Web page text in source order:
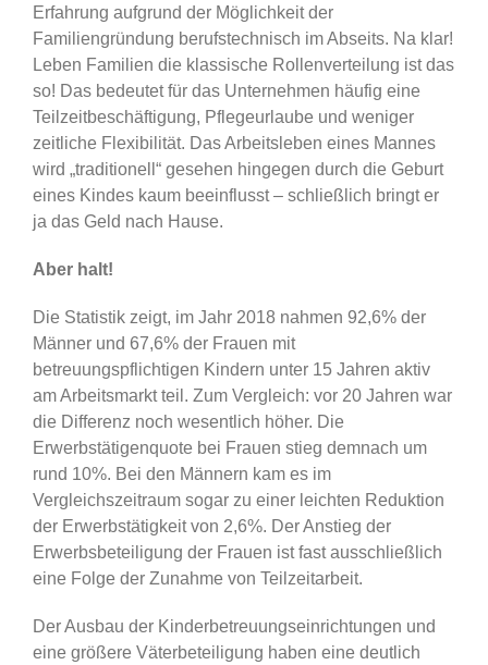
Erfahrung aufgrund der Möglichkeit der
Familiengründung berufstechnisch im Abseits. Na klar!
Leben Familien die klassische Rollenverteilung ist das
so! Das bedeutet für das Unternehmen häufig eine
Teilzeitbeschäftigung, Pflegeurlaube und weniger
zeitliche Flexibilität. Das Arbeitsleben eines Mannes
wird „traditionell“ gesehen hingegen durch die Geburt
eines Kindes kaum beeinflusst – schließlich bringt er
ja das Geld nach Hause.
Aber halt!
Die Statistik zeigt, im Jahr 2018 nahmen 92,6% der
Männer und 67,6% der Frauen mit
betreuungspflichtigen Kindern unter 15 Jahren aktiv
am Arbeitsmarkt teil. Zum Vergleich: vor 20 Jahren war
die Differenz noch wesentlich höher. Die
Erwerbstätigenquote bei Frauen stieg demnach um
rund 10%. Bei den Männern kam es im
Vergleichszeitraum sogar zu einer leichten Reduktion
der Erwerbstätigkeit von 2,6%. Der Anstieg der
Erwerbsbeteiligung der Frauen ist fast ausschließlich
eine Folge der Zunahme von Teilzeitarbeit.
Der Ausbau der Kinderbetreuungseinrichtungen und
eine größere Väterbeteiligung haben eine deutlich